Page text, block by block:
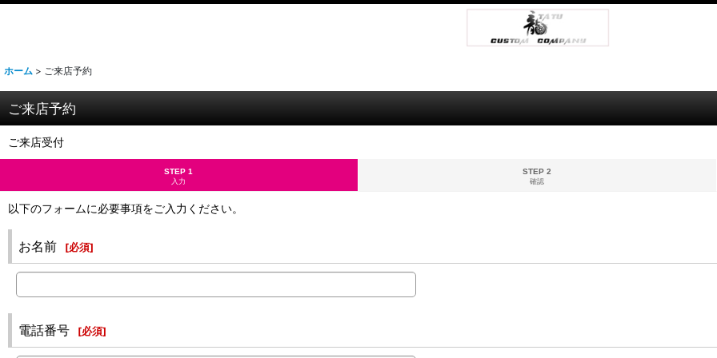
ホーム > ご来店予約
ご来店予約
ご来店受付
STEP 1
入力
STEP 2
確認
以下のフォームに必要事項をご入力ください。
お名前 [必須]
電話番号 [必須]